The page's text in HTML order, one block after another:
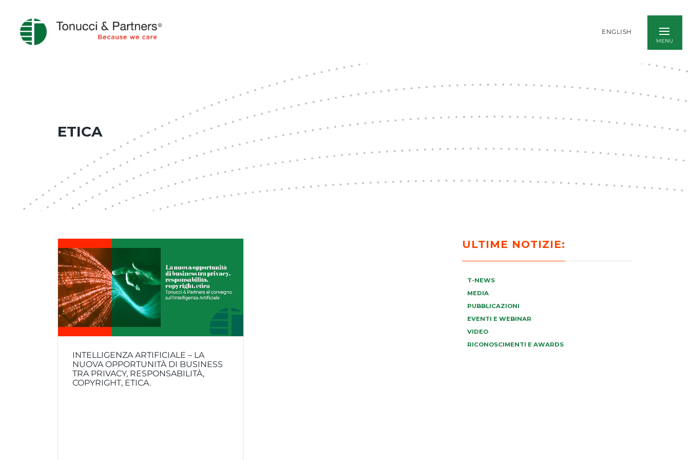
ENGLISH
ETICA
INTELLIGENZA ARTIFICIALE – LA
NUOVA OPPORTUNITÀ DI BUSINESS
TRA PRIVACY, RESPONSABILITÀ,
COPYRIGHT, ETICA.
ULTIME NOTIZIE:
T-NEWS
MEDIA
PUBBLICAZIONI
EVENTI E WEBINAR
VIDEO
RICONOSCIMENTI E AWARDS